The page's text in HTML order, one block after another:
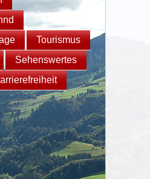
Tourismus
Sehenswertes